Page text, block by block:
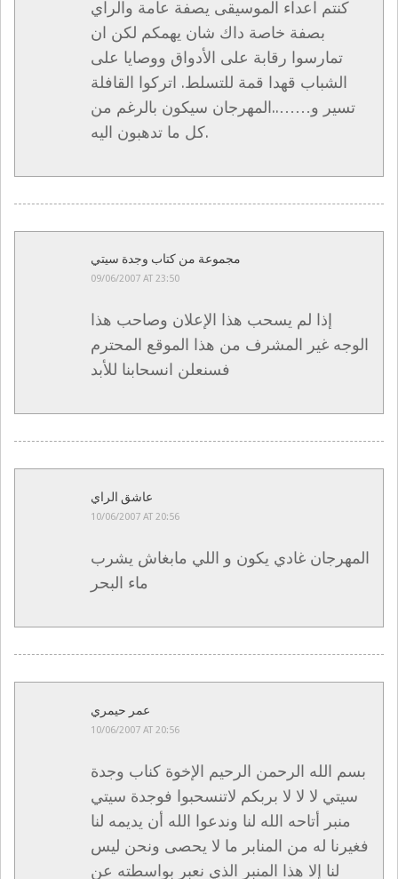
كنتم اعداء الموسيقى يصفة عامة والراي
بصفة خاصة داك شان يهمكم لكن ان
تمارسوا رقابة على الأدواق ووصايا على
الشباب قهدا قمة للتسلط. اتركوا القافلة
تسير و……..المهرجان سيكون بالرغم من
كل ما تدهبون اليه.
مجموعة من كتاب وجدة سيتي
09/06/2007 AT 23:50
إذا لم يسحب هذا الإعلان وصاحب هذا
الوجه غير المشرف من هذا الموقع المحترم
فسنعلن انسحابنا للأبد
عاشق الراي
10/06/2007 AT 20:56
المهرجان غادي يكون و اللي مابغاش يشرب
ماء البحر
عمر حيمري
10/06/2007 AT 20:56
بسم الله الرحمن الرحيم الإخوة كناب وجدة
سيتي لا لا لا بربكم لاتنسحبوا فوجدة سيتي
منبر أتاحه الله لنا وندعوا الله أن يديمه لنا
فغيرنا له من المنابر ما لا يحصى ونحن ليس
لنا إلا هذا المنبر الذي نعبر بواسطته عن